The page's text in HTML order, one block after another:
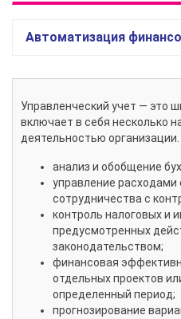
Автоматизация
Управленческий учет — это
включает в себя несколько
деятельностью организации.
анализ и обобщение
управление расходами
сотрудничества с
контроль налоговых и
предусмотренных
законодательством;
финансовая
отдельных проектов
определенный период;
прогнозирование